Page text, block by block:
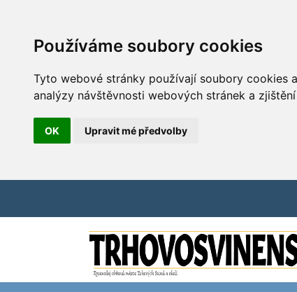
Používáme soubory cookies
Tyto webové stránky používají soubory cookies
analýzy návštěvnosti webových stránek a
OK Upravit mé předvolby